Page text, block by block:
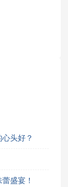
头好？
盛宴！